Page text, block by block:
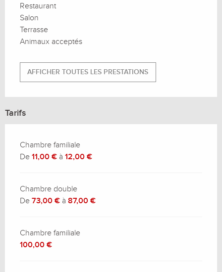
Restaurant
Salon
Terrasse
Animaux acceptés
AFFICHER TOUTES LES PRESTATIONS
Tarifs
Chambre familiale
De 11,00 € à 12,00 €
Chambre double
De 73,00 € à 87,00 €
Chambre familiale
100,00 €